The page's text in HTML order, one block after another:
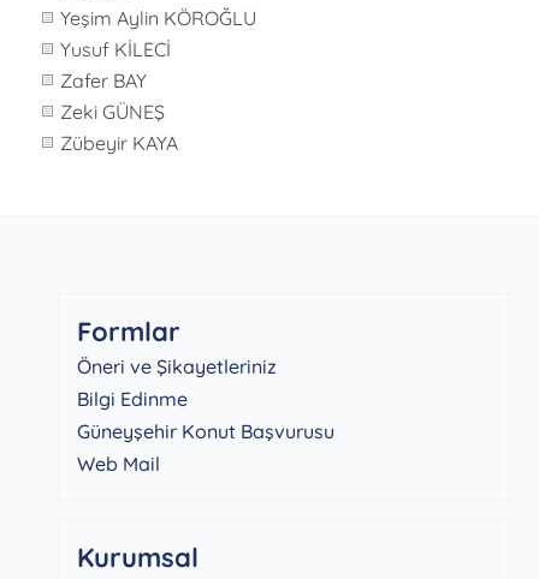
Yeşim Aylin KÖROĞLU
Yusuf KİLECİ
Zafer BAY
Zeki GÜNEŞ
Zübeyir KAYA
Formlar
Öneri ve Şikayetleriniz
Bilgi Edinme
Güneyşehir Konut Başvurusu
Web Mail
Kurumsal